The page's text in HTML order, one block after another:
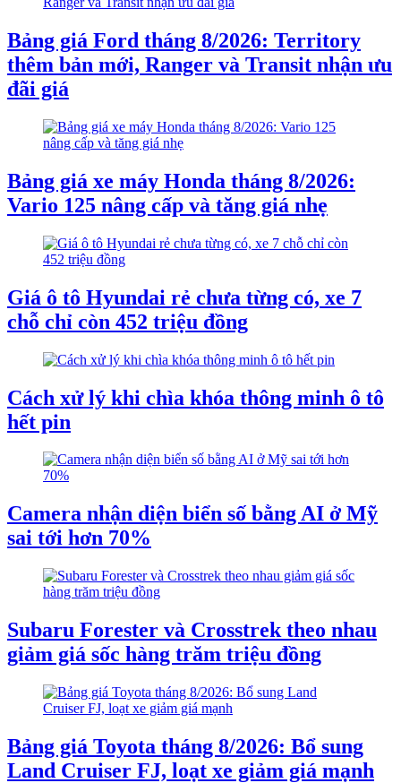
Bảng giá Ford tháng 8/2026: Territory
thêm bản mới, Ranger và Transit nhận ưu
đãi giá
Bảng giá xe máy Honda tháng 8/2026:
Vario 125 nâng cấp và tăng giá nhẹ
Giá ô tô Hyundai rẻ chưa từng có, xe 7
chỗ chỉ còn 452 triệu đồng
Cách xử lý khi chìa khóa thông minh ô tô
hết pin
Camera nhận diện biển số bằng AI ở Mỹ
sai tới hơn 70%
Subaru Forester và Crosstrek theo nhau
giảm giá sốc hàng trăm triệu đồng
Bảng giá Toyota tháng 8/2026: Bổ sung
Land Cruiser FJ, loạt xe giảm giá mạnh